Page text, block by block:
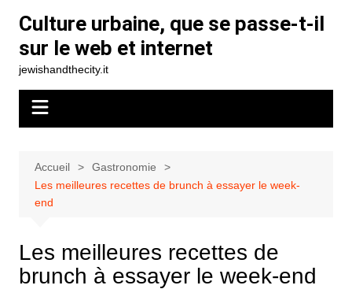
contenu
Culture urbaine, que se passe-t-il
sur le web et internet
jewishandthecity.it
Accueil
Gastronomie
Les meilleures recettes de brunch à essayer le week-
end
Les meilleures recettes de
brunch à essayer le week-end